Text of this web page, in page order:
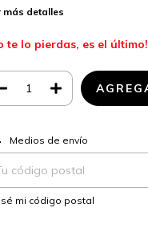
más detalles
te lo pierdas, es el último!
para el CP:
Medios de envío
sé mi código postal